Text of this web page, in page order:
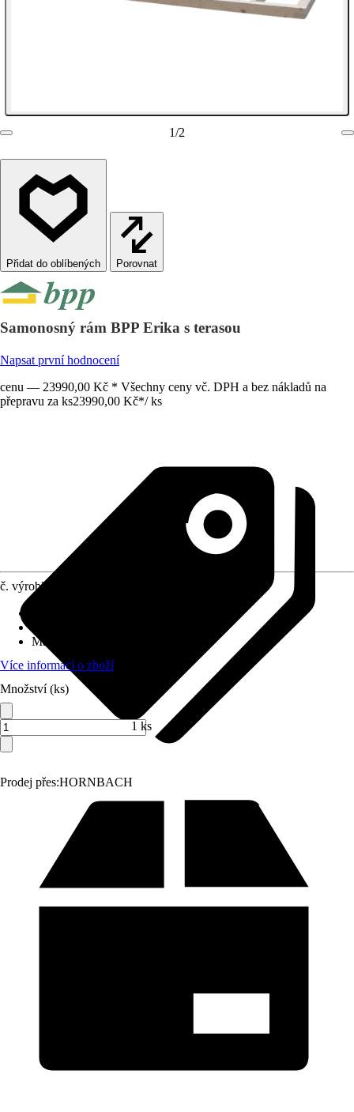
1/2
Porovnat
Samonosný rám BPP Erika s terasou
Napsat první hodnocení
cenu — 23990,00 Kč * Všechny ceny vč. DPH a bez nákladů na
přepravu za ks23990,00 Kč*/ ks
Prodej přes:HORNBACH
č. výrobku
Materiál
Více informací o zboží
Množství (ks)
1 ks